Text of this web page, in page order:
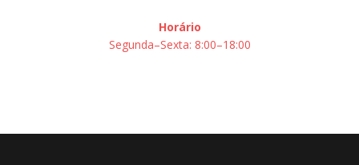
Horário
Segunda–Sexta: 8:00–18:00